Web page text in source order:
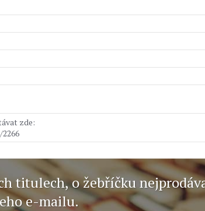
zde:
titulech, o žebříčku
e-mailu.